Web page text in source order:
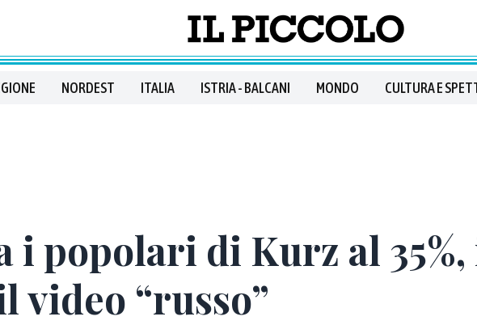
NORDEST ITALIA ISTRIA - BALCANI MONDO CULTURA E
i popolari di Kurz al
video “russo”